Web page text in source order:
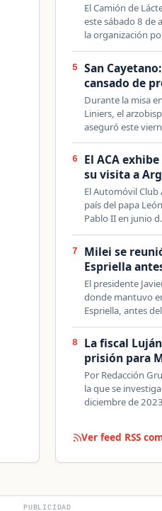
El Camión de
este sábado 8 de
la organización
5
San
cansado de
Durante la misa
Liniers, el
aseguró este
6
El ACA
su visita a
El Automóvil Club
país del papa
Pablo II en junio
7
Milei se
Espriella
El presidente
donde mantuvo
Espriella, antes
8
La fiscal
prisión para
Por Redacción
la que se
diciembre de
Ver feed RSS
PUBLICIDAD